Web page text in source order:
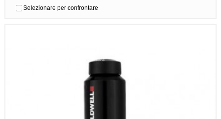
Selezionare per confrontare